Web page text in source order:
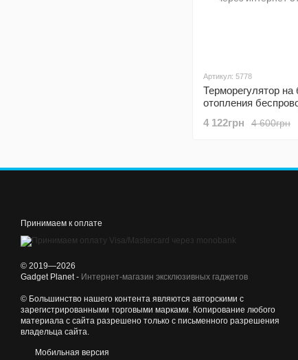
Артикул: 5778
Терморегулятор на
отопления
радиатора Poer
4 600грн
4 122грн
Принимаем к оплате
© 2019—2026
Gadget Planet - Интернет-магазин эксклюзивных гаджетов
© Большинство нашего контента являются авторскими с
зарегистрированными торговыми марками. Копирование любого
материала с сайта разрешено только с письменного разрешения
владельца сайта.
Мобильная версия